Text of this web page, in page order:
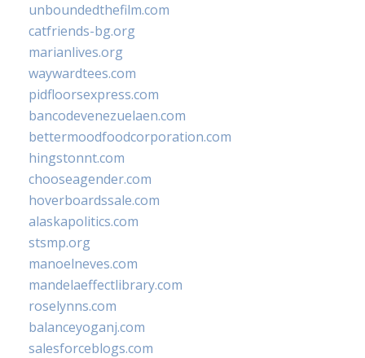
unboundedthefilm.com
catfriends-bg.org
marianlives.org
waywardtees.com
pidfloorsexpress.com
bancodevenezuelaen.com
bettermoodfoodcorporation.com
hingstonnt.com
chooseagender.com
hoverboardssale.com
alaskapolitics.com
stsmp.org
manoelneves.com
mandelaeffectlibrary.com
roselynns.com
balanceyoganj.com
salesforceblogs.com